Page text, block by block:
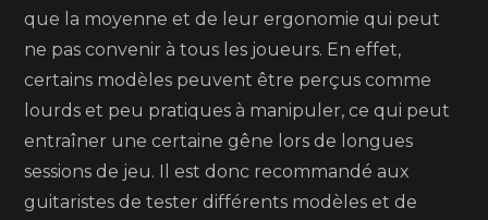
que la moyenne et de leur ergonomie qui peut
ne pas convenir à tous les joueurs. En effet,
certains modèles peuvent être perçus comme
lourds et peu pratiques à manipuler, ce qui peut
entraîner une certaine gêne lors de longues
sessions de jeu. Il est donc recommandé aux
guitaristes de tester différents modèles et de